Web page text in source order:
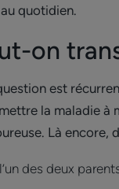
quotidien.
on
est
la maladie à
Là encore,
des deux